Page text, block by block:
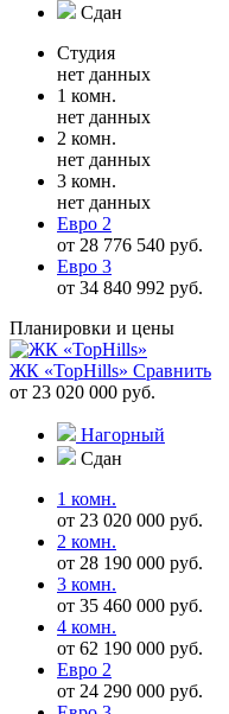
Сдан
Студия
нет данных
1 комн.
нет данных
2 комн.
нет данных
3 комн.
нет данных
Евро 2
от 28 776 540 руб.
Евро 3
от 34 840 992 руб.
Планировки и цены
ЖК «TopHills» Сравнить
от 23 020 000 руб.
Нагорный
Сдан
1 комн.
от 23 020 000 руб.
2 комн.
от 28 190 000 руб.
3 комн.
от 35 460 000 руб.
4 комн.
от 62 190 000 руб.
Евро 2
от 24 290 000 руб.